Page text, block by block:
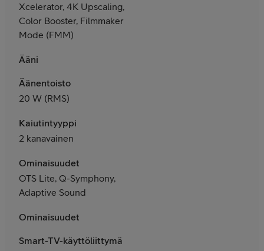
Xcelerator, 4K Upscaling,
Color Booster, Filmmaker
Mode (FMM)
Ääni
Äänentoisto
20 W (RMS)
Kaiutintyyppi
2 kanavainen
Ominaisuudet
OTS Lite, Q-Symphony,
Adaptive Sound
Ominaisuudet
Smart-TV-käyttöliittymä